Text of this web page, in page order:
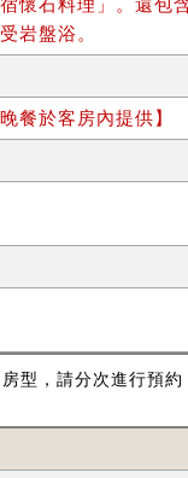
懷石料理」。還包
岩盤浴。
餐於客房內提供】
型，請分次進行預約